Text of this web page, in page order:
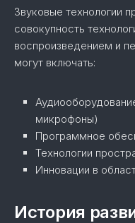
Звуковые технологии
совокупность
воспроизведением и
могут включать:
микрофоны)
Программное
Технологии
Инновации в
История